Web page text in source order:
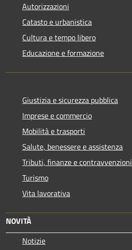
Autorizzazioni
Catasto e urbanistica
Cultura e tempo libero
Educazione e formazione
Giustizia e sicurezza pubblica
Imprese e commercio
Mobilità e trasporti
Salute, benessere e assistenza
Tributi, finanze e contravvenzioni
Turismo
Vita lavorativa
NOVITÀ
Notizie